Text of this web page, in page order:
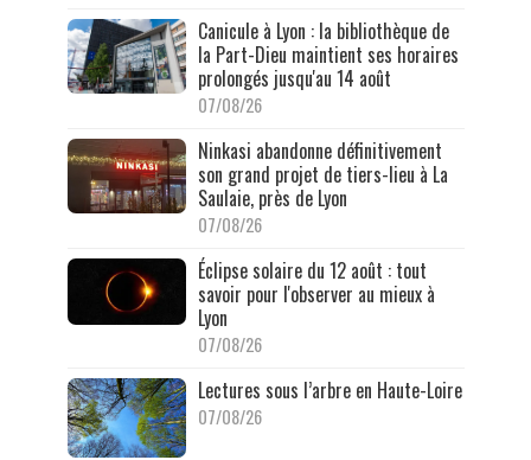
Canicule à Lyon : la bibliothèque de
la Part-Dieu maintient ses horaires
prolongés jusqu'au 14 août
07/08/26
Ninkasi abandonne définitivement
son grand projet de tiers-lieu à La
Saulaie, près de Lyon
07/08/26
Éclipse solaire du 12 août : tout
savoir pour l'observer au mieux à
Lyon
07/08/26
Lectures sous l’arbre en Haute-Loire
07/08/26